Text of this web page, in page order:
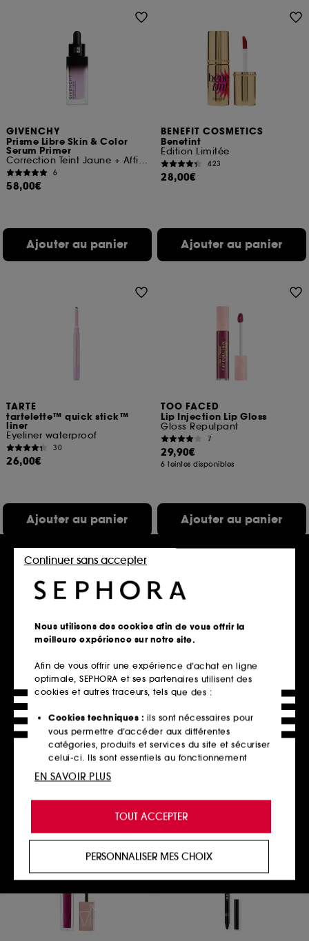
GIVENCHY
Prisme Libre Skin & Color
Serum Primer
Correction Teint Jaune + Affineur Pores
6
58,00€
Ajouter au panier
BENEFIT COSMETICS
Benetint
Édition Limitée
423
28,00€
Ajouter au panier
TARTE
tartelette™ quick stick™
liner
Eyeliner waterproof
30
26,00€
Ajouter au panier
TOO FACED
Lip Injection Lip Gloss
Gloss Repulpant
7
29,90€
6 teintes disponibles
Ajouter au panier
BEAUTYBLENDER
Midnight Blend & Blur Set
120
28,00€
NARS
Quad Eyeshadow
51,00€
Nous utilisons des cookies afin de vous offrir la
meilleure expérience sur notre site.
Afin de vous offrir une expérience d’achat en ligne
optimale, SEPHORA et ses partenaires utilisent des
cookies et autres traceurs, tels que des :
Cookies techniques : ils sont nécessaires pour
vous permettre d’accéder aux différentes
catégories, produits et services du site et sécuriser
celui-ci. Ils sont essentiels au fonctionnement
technique du site et ne peuvent être désactivés.
de vous offrir une expérience enrichie et
personnalisée en vous recommandant des
produits, des services et des contenus qui
proposer des offres promotionnelles adaptées à
votre profil.
Cookies réseaux sociaux et publicité :
ils sont
utilisés pour vous présenter du contenu susceptible
de vous plaire via des publicités, y compris sur des
TOUT ACCEPTER
Continuer sans accepter
PERSONNALISER MES CHOIX
EN SAVOIR PLUS